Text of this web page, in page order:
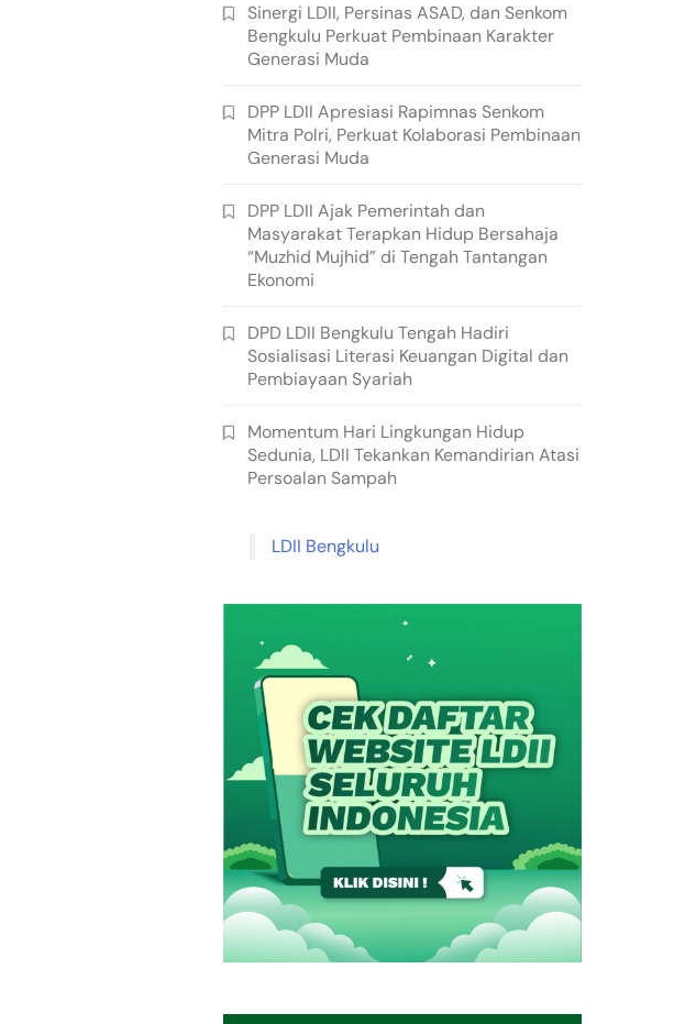
Sinergi LDII, Persinas ASAD, dan Senkom
Bengkulu Perkuat Pembinaan Karakter
Generasi Muda
DPP LDII Apresiasi Rapimnas Senkom
Mitra Polri, Perkuat Kolaborasi Pembinaan
Generasi Muda
DPP LDII Ajak Pemerintah dan
Masyarakat Terapkan Hidup Bersahaja
“Muzhid Mujhid” di Tengah Tantangan
Ekonomi
DPD LDII Bengkulu Tengah Hadiri
Sosialisasi Literasi Keuangan Digital dan
Pembiayaan Syariah
Momentum Hari Lingkungan Hidup
Sedunia, LDII Tekankan Kemandirian Atasi
Persoalan Sampah
LDII Bengkulu